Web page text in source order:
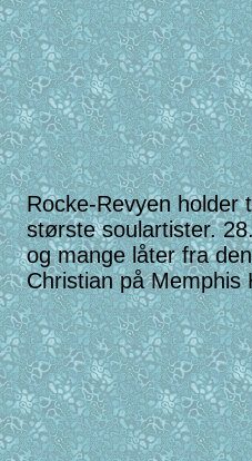
Rocke-Revyen
Rocke-Revyen holder
største soulartister. 28
og mange låter fra
Christian